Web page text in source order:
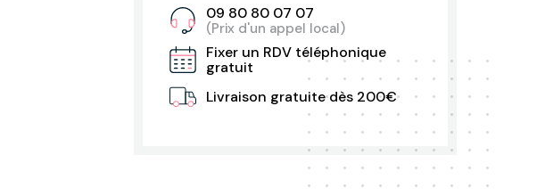
09 80 80 07 07
(Prix d'un appel local)
Fixer un RDV téléphonique
gratuit
Livraison gratuite dès 200€